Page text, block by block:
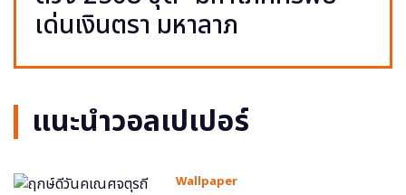
เด่นเงินตรา มหาลาภ
แนะนำวอลเปเปอร์
Wallpaper